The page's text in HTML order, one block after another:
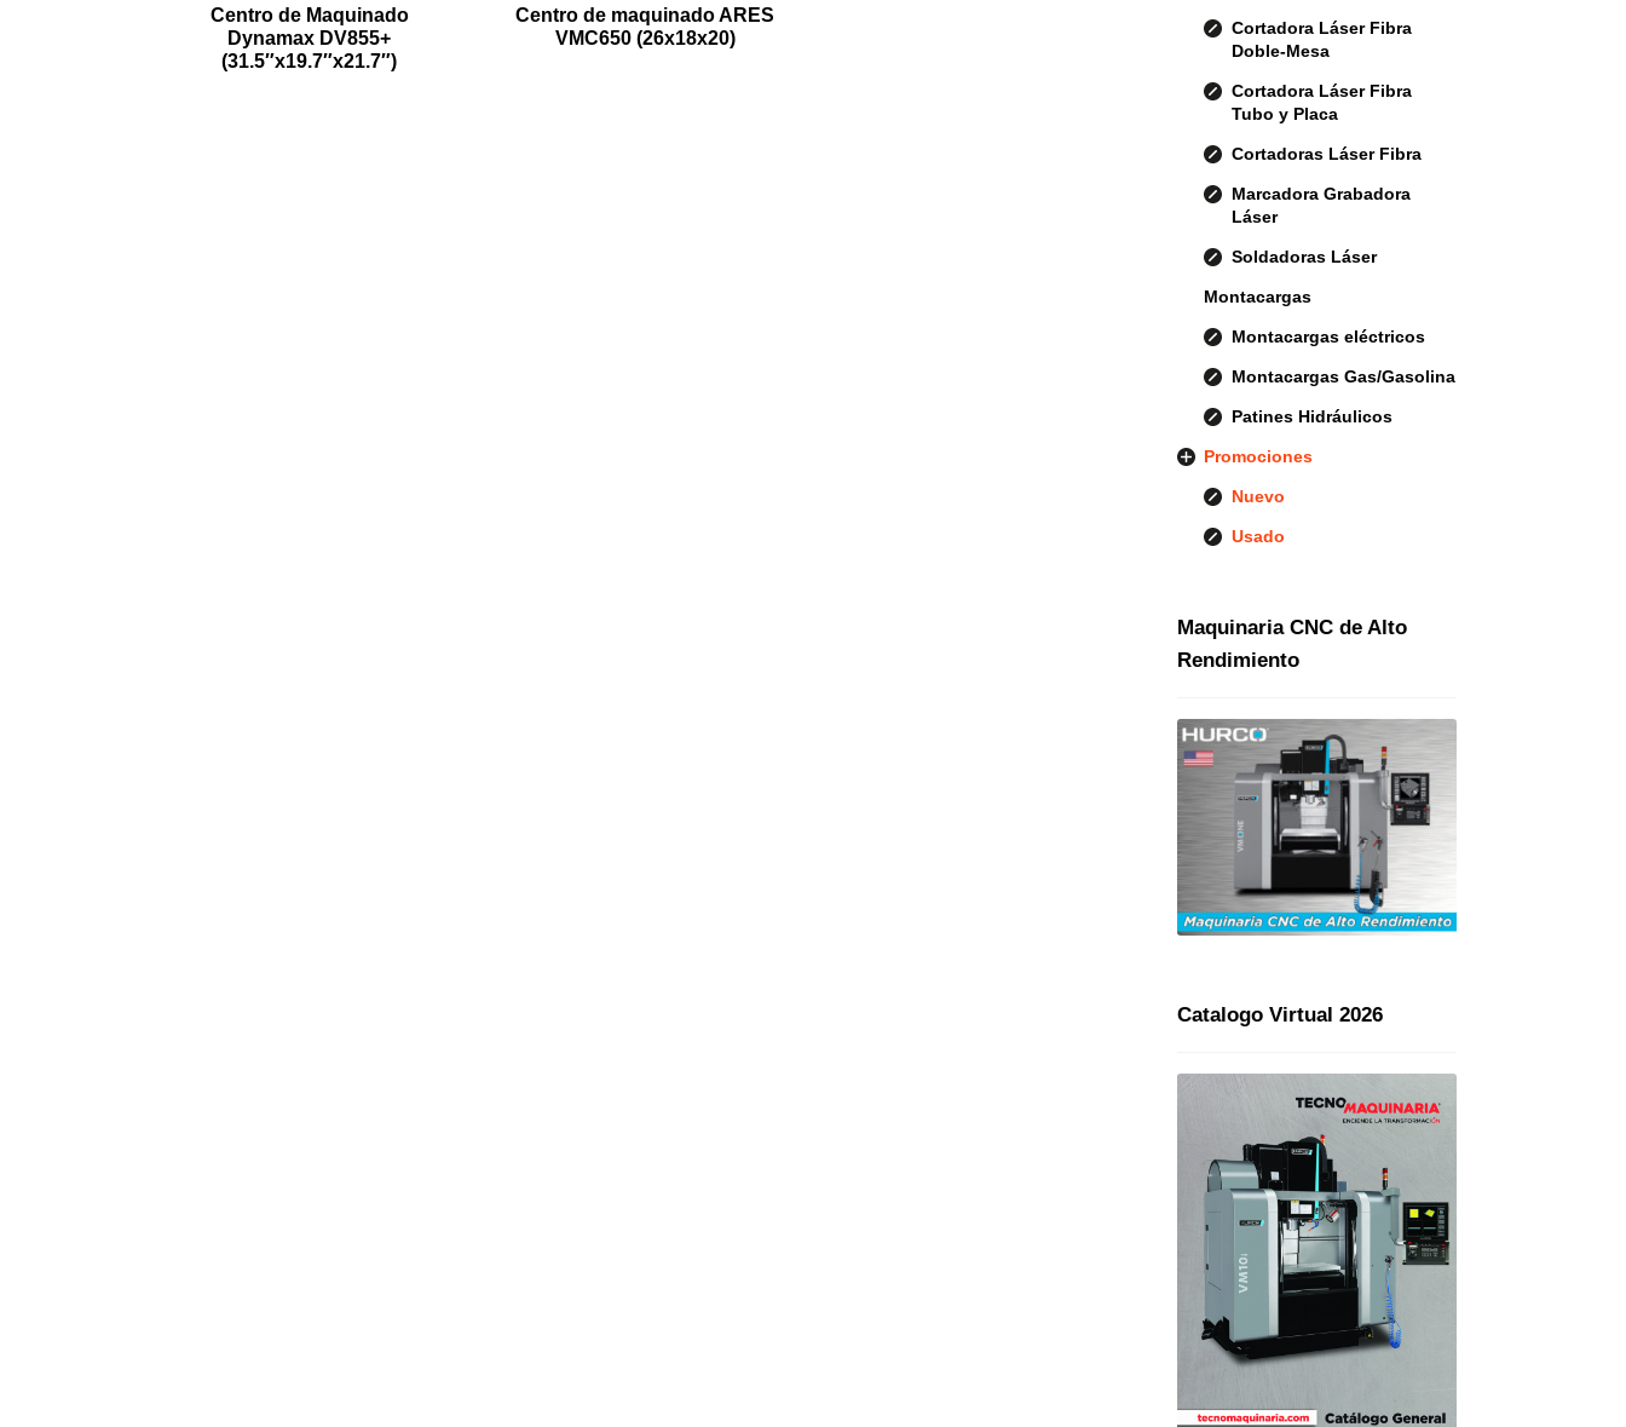
Centro de Maquinado
Dynamax DV855+
(31.5″x19.7″x21.7″)
Centro de maquinado ARES
VMC650 (26x18x20)
Cortadora Láser Fibra
Doble-Mesa
Cortadora Láser Fibra
Tubo y Placa
Cortadoras Láser Fibra
Marcadora Grabadora
Láser
Soldadoras Láser
Montacargas
Montacargas eléctricos
Montacargas Gas/Gasolina
Patines Hidráulicos
Promociones
Nuevo
Usado
Maquinaria CNC de Alto
Rendimiento
Catalogo Virtual 2026